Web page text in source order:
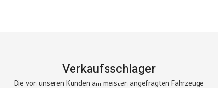
Verkaufsschlager
Die von unseren Kunden am meisten angefragten Fahrzeuge